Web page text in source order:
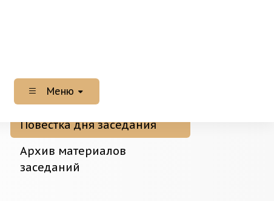
Меню
Повестка дня заседания
Архив материалов
заседаний